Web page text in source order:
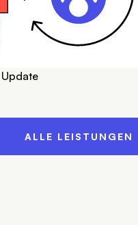
ALLE LEISTUNGEN